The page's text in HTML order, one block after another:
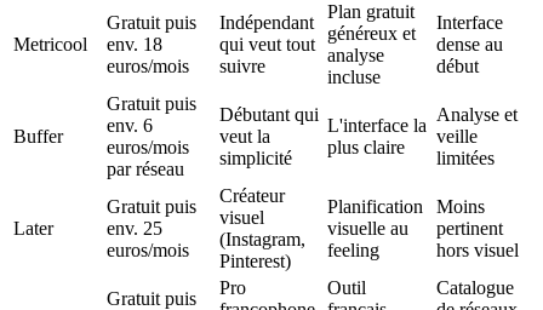
Metricool
Gratuit puis
env. 18
euros/mois
Indépendant
qui veut tout
suivre
Plan gratuit
généreux et
analyse
incluse
Interface
dense au
début
Buffer
Gratuit puis
env. 6
euros/mois
par réseau
Débutant qui
veut la
simplicité
L'interface la
plus claire
Analyse et
veille
limitées
Later
Gratuit puis
env. 25
euros/mois
Créateur
visuel
(Instagram,
Pinterest)
Planification
visuelle au
feeling
Moins
pertinent
hors visuel
Gratuit puis
Pro
Outil
Catalogue